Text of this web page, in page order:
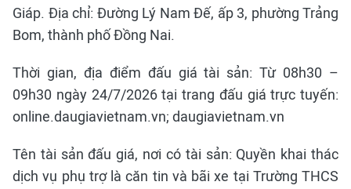
Giáp. Địa chỉ: Đường Lý Nam Đế, ấp 3, phường Trảng
Bom, thành phố Đồng Nai.
Thời gian, địa điểm đấu giá tài sản: Từ 08h30 –
09h30 ngày 24/7/2026 tại trang đấu giá trực tuyến:
online.daugiavietnam.vn; daugiavietnam.vn
Tên tài sản đấu giá, nơi có tài sản: Quyền khai thác
dịch vụ phụ trợ là căn tin và bãi xe tại Trường THCS